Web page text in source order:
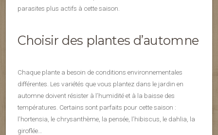
parasites plus actifs à cette saison.
Choisir des plantes d’automne
Chaque plante a besoin de conditions environnementales
différentes. Les variétés que vous plantez dans le jardin en
automne doivent résister à l’humidité et à la baisse des
températures. Certains sont parfaits pour cette saison :
l’hortensia, le chrysanthème, la pensée, l’hibiscus, le dahlia, la
giroflée…